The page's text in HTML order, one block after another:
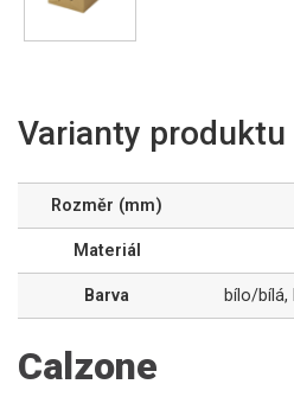
Varianty produktu
Rozměr (mm)
Materiál
Barva bílo/bílá,
Calzone